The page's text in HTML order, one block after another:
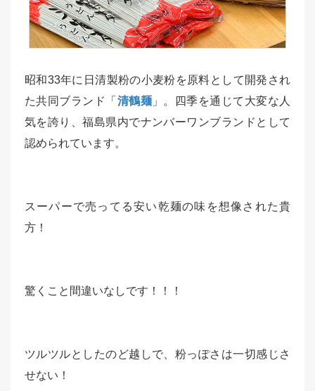
昭和33年に日清製粉の小麦粉を原料として開発され
た共同ブランド「 清鶴麺 」。四季を通じて大変な人
気を誇り、福島県内でナンバーワンブランドとして
認められています。
スーパーで売ってる安い乾麺の味を想像された貴
方！
驚くこと間違いなしです！！！
ツルツルとしたのど越しで、粉っぽさは一切感じさ
せない！